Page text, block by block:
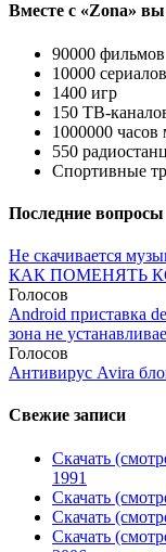
Вместе с «Zona»
90000 фильмов
10000 сериалов
1400 игр
150 ТВ-
1000000 часов
550
Спортивные
Последние вопросы
Не скачивается
КАК ПОМЕНЯТЬ
Голосов
Android приставка
зона не
Голосов
Антивирус Avira
Свежие записи
Скачать
1991
Скачать
Скачать
Скачать